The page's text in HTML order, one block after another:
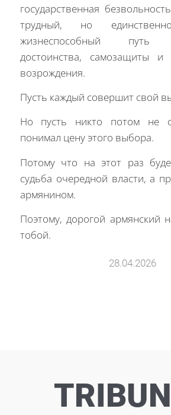
государственная
трудный, но
жизнеспособный путь
достоинства, самозащиты и
возрождения.
Пусть каждый совершит свой
Но пусть никто потом не
понимал цену этого выбора.
Потому что на этот раз
судьба очередной власти, а
армянином.
Поэтому, дорогой армянский
тобой.
28.04.2026